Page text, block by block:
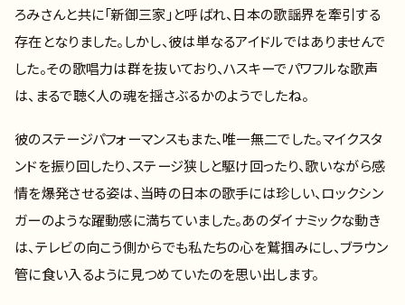
ろみさんと共に「新御三家」と呼ばれ、日本の歌謡界を牽引する
存在となりました。しかし、彼は単なるアイドルではありませんで
した。その歌唱力は群を抜いており、ハスキーでパワフルな歌声
は、まるで聴く人の魂を揺さぶるかのようでしたね。
彼のステージパフォーマンスもまた、唯一無二でした。マイクスタ
ンドを振り回したり、ステージ狭しと駆け回ったり、歌いながら感
情を爆発させる姿は、当時の日本の歌手には珍しい、ロックシン
ガーのような躍動感に満ちていました。あのダイナミックな動き
は、テレビの向こう側からでも私たちの心を鷲掴みにし、ブラウン
管に食い入るように見つめていたのを思い出します。